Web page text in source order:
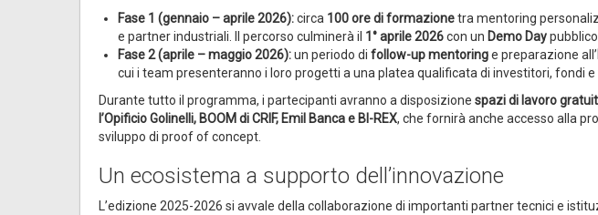
Fase 1 (gennaio – aprile 2026):circa 100 ore di formazionetra mentoring
e partner industriali. Il percorso culminerà il 1° aprile 2026con un Demo Day
Fase 2 (aprile – maggio 2026):un periodo di follow-up mentoringe preparazione all’
cui i team presenteranno i loro progetti a una platea qualificata di investitori, fondi
Durante tutto il programma, i partecipanti avranno a disposizione spazi di lavoro
l’Opificio Golinelli, BOOM di CRIF, Emil Banca e BI-REX, che fornirà anche accesso alla
sviluppo di proof of concept.
Un ecosistema a supporto dell’innovazione
L’edizione 2025-2026 si avvale della collaborazione di importanti partner tecnici e